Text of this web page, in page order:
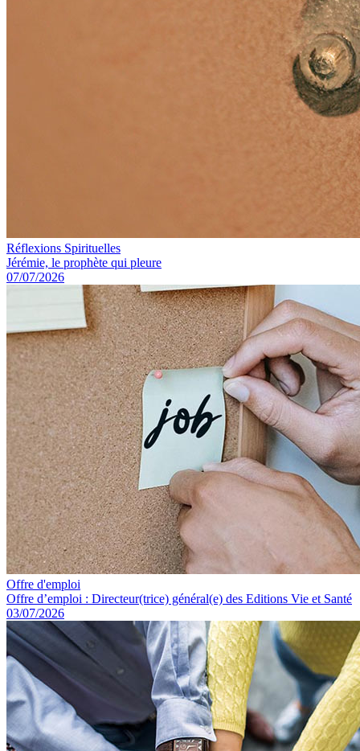
Réflexions Spirituelles
Jérémie, le prophète qui pleure
07/07/2026
Offre d'emploi
Offre d’emploi : Directeur(trice) général(e) des Editions Vie et Santé
03/07/2026